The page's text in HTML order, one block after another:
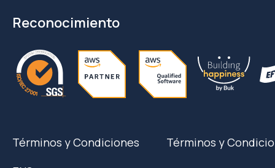
Reconocimiento
Términos y Condiciones
Términos y